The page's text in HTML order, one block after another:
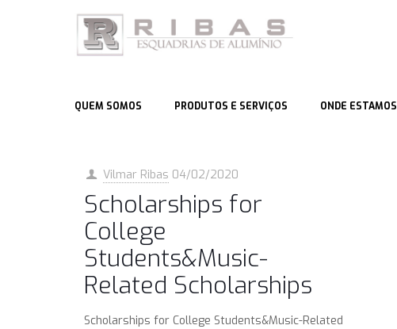
QUEM SOMOS PRODUTOS E SERVIÇOS ONDE ESTAMOS
Vilmar Ribas 04/02/2020
Scholarships for
College
Students&Music-
Related Scholarships
Scholarships for College Students&Music-Related